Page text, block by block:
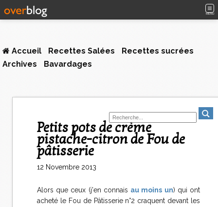
MENU
Accueil Recettes Salées
Recettes sucrées
Archives
Bavardages
Petits pots de crème
pistache-citron de Fou de
pâtisserie
12 Novembre 2013
Alors que ceux (j'en connais au moins un) qui ont
acheté le Fou de Pâtisserie n°2 craquent devant les